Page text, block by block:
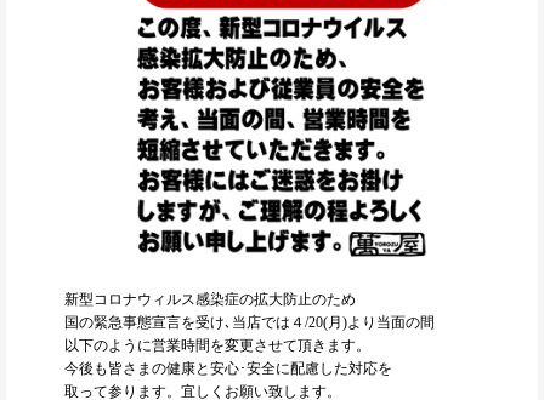
新型コロナウィルス感染症の拡大防止のため
国の緊急事態宣言を受け､当店では４/20(月)より当面の間
以下のように営業時間を変更させて頂きます。
今後も皆さまの健康と安心･安全に配慮した対応を
取って参ります。宜しくお願い致します。